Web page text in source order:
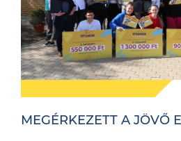
MEGÉRKEZETT A JÖVŐ